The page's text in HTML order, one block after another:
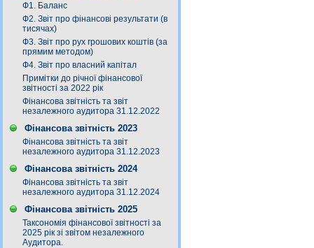
Ф1. Баланс
Ф2. Звіт про фінансові результати (в
тисячах)
Ф3. Звiт про рух грошових коштiв (за
прямим методом)
Ф4. Звіт про власний капітал
Примітки до річної фінансової
звітності за 2022 рік
Фінансова звітність та звіт
незалежного аудитора 31.12.2022
Фінансова звітність 2023
Фінансова звітність та звіт
незалежного аудитора 31.12.2023
Фінансова звітність 2024
Фінансова звітність та звіт
незалежного аудитора 31.12.2024
Фінансова звітність 2025
Таксономія фінансової звітності за
2025 рік зі звітом незалежного
Аудитора.